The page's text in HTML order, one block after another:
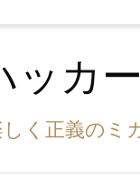
ッカ
く正義のミ